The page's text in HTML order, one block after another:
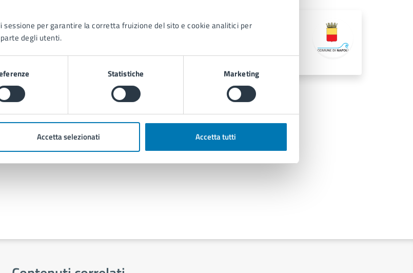
sessione per garantire la corretta fruizione del sito e cookie analitici per
degli utenti.
Statistiche Marketing
Accetta selezionati Accetta tutti
alla Polizia
e alla Legalità
22, 80133
Servizio Polizia Locale
e Web TV
22, 80133